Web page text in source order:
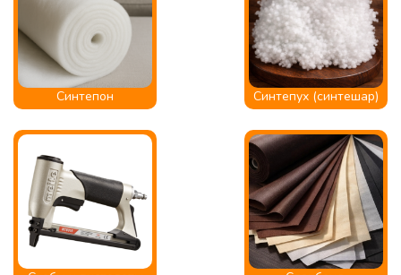
Синтепон Синтепух (синтешар)